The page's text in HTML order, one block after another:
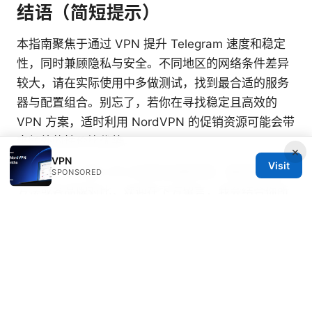
结语（简短提示）
本指南聚焦于通过 VPN 提升 Telegram 速度和稳定
性，同时兼顾隐私与安全。不同地区的网络条件差异
较大，请在实际使用中多做测试，找到最合适的服务
器与配置组合。别忘了，若你在寻找稳定且高效的
VPN 方案，适时利用 NordVPN 的促销资源可能会带
来额外的性价比优势。
如需进一步了解 VPN 的具体设置步骤、服务器测试
方法或各品牌对比，欢迎在下方留言，我会结合你所
×
VPN
SPONSORED
Visit